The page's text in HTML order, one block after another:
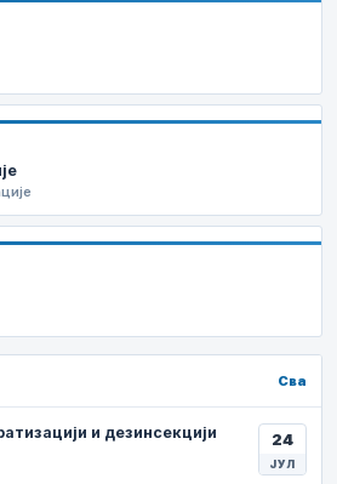
Сва
и дезинсекцији
24
ЈУЛ